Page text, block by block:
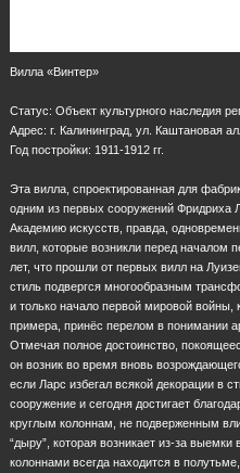
Вилла «Винтер»
Статус: Объект культурного наследия
Адрес: г. Калининград, ул. Каштановая
Год постройки: 1911-1912 гг.
Эта вилла, спроектированная для
одним из первых сооружений Фридриха
Академию искусств, правда,
вилл, которые возникли перед началом
лет, что прошли от первых вилл на
стиль подвергся многообразным
и только начало первой мировой
примера, принёс перелом в понимании
Отмечая полное достоинство,
он возник во время вновь
если Ларс избегал всякой декорации в
сооружение и сегодня достигает
круглым колоннам, не подверженным
“дыру”, которая возникает из-за
колоннами всегда находится в